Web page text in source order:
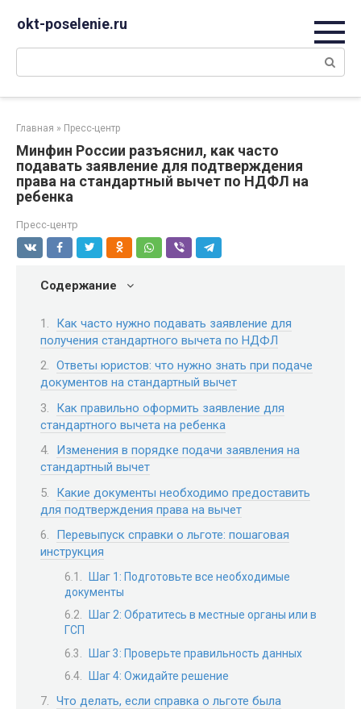
okt-poselenie.ru
Поиск:
Главная » Пресс-центр
Минфин России разъяснил, как часто
подавать заявление для подтверждения
права на стандартный вычет по НДФЛ на
ребенка
Пресс-центр
Содержание
Как часто нужно подавать заявление для
получения стандартного вычета по НДФЛ
Ответы юристов: что нужно знать при подаче
документов на стандартный вычет
Как правильно оформить заявление для
стандартного вычета на ребенка
Изменения в порядке подачи заявления на
стандартный вычет
Какие документы необходимо предоставить
для подтверждения права на вычет
Перевыпуск справки о льготе: пошаговая
инструкция
Шаг 1: Подготовьте все необходимые
документы
Шаг 2: Обратитесь в местные органы или в
ГСП
Шаг 3: Проверьте правильность данных
Шаг 4: Ожидайте решение
Что делать, если справка о льготе была